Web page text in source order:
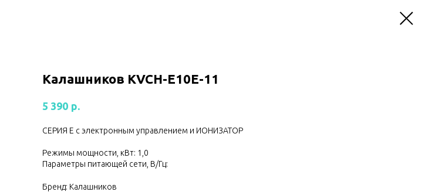
Калашников KVCH-E10E-11
5 390 р.
СЕРИЯ Е с электронным управлением и ИОНИЗАТОР
Режимы мощности, кВт: 1,0
Параметры питающей сети, В/Гц:
Бренд: Калашников